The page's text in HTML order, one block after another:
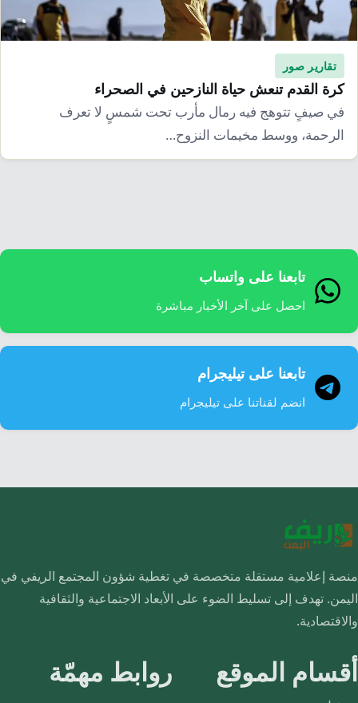
قضايا
معيشة
قصة
انفوجرافيك
تقارير صور
فيديو
تقارير صور
كرة القدم تنعش حياة النازحين في الصحراء
في صيفٍ تتوهج فيه رمال مأرب تحت شمسٍ لا تعرف
الرحمة، ووسط مخيمات النزوح…
تابعنا على واتساب
احصل على آخر الأخبار مباشرة
تابعنا على تيليجرام
انضم لقناتنا على تيليجرام
منصة إعلامية مستقلة متخصصة في تغطية شؤون المجتمع الريفي في
اليمن. تهدف إلى تسليط الضوء على الأبعاد الاجتماعية والثقافية
والاقتصادية.
أقسام الموقع روابط مهمّة